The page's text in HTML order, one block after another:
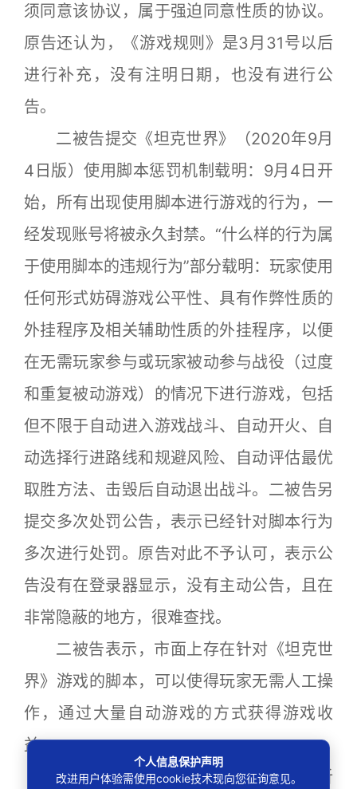
须同意该协议，属于强迫同意性质的协议。
原告还认为，《游戏规则》是3月31号以后
进行补充，没有注明日期，也没有进行公
告。
二被告提交《坦克世界》（2020年9月
4日版）使用脚本惩罚机制载明：9月4日开
始，所有出现使用脚本进行游戏的行为，一
经发现账号将被永久封禁。“什么样的行为属
于使用脚本的违规行为”部分载明：玩家使用
任何形式妨碍游戏公平性、具有作弊性质的
外挂程序及相关辅助性质的外挂程序，以便
在无需玩家参与或玩家被动参与战役（过度
和重复被动游戏）的情况下进行游戏，包括
但不限于自动进入游戏战斗、自动开火、自
动选择行进路线和规避风险、自动评估最优
取胜方法、击毁后自动退出战斗。二被告另
提交多次处罚公告，表示已经针对脚本行为
多次进行处罚。原告对此不予认可，表示公
告没有在登录器显示，没有主动公告，且在
非常隐蔽的地方，很难查找。
二被告表示，市面上存在针对《坦克世
界》游戏的脚本，可以使得玩家无需人工操
作，通过大量自动游戏的方式获得游戏收
益。
星辉公司提交后台战斗数据及数据分析
个人信息保护声明
改进用户体验需使用cookie技术现向您征询意见。